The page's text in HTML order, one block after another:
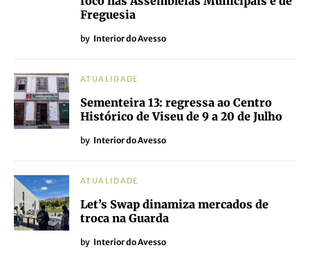
Freguesia
by Interior do Avesso
ATUALIDADE
Sementeira 13: regressa ao Centro
Histórico de Viseu de 9 a 20 de Julho
by Interior do Avesso
ATUALIDADE
Let’s Swap dinamiza mercados de
troca na Guarda
by Interior do Avesso